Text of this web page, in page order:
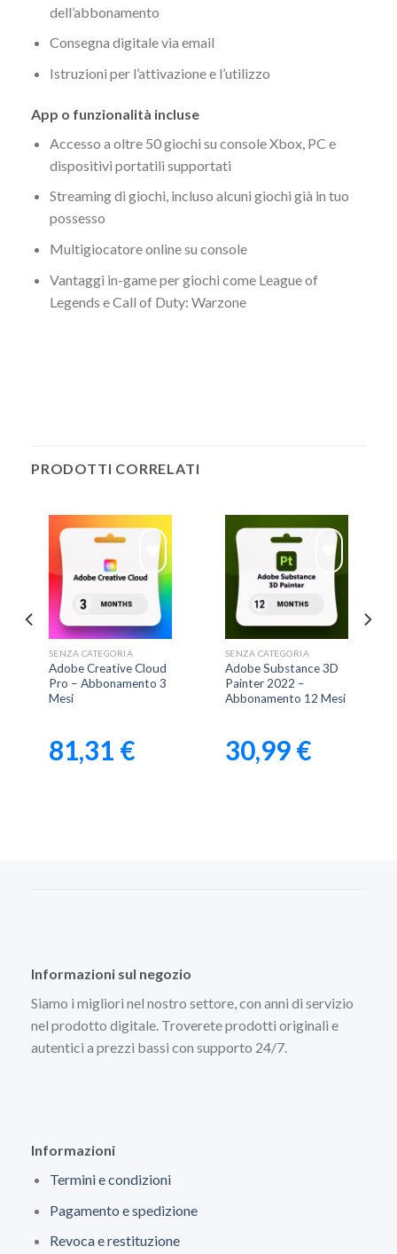
dell’abbonamento
Consegna digitale via email
Istruzioni per l’attivazione e l’utilizzo
App o funzionalità incluse
Accesso a oltre 50 giochi su console Xbox, PC e
dispositivi portatili supportati
Streaming di giochi, incluso alcuni giochi già in tuo
possesso
Multigiocatore online su console
Vantaggi in-game per giochi come League of
Legends e Call of Duty: Warzone
PRODOTTI CORRELATI
Aggiungi
alla lista
dei
desideri
SENZA CATEGORIA
Adobe Creative Cloud
Pro – Abbonamento 3
Mesi
81,31 €
Aggiungi
alla lista
dei
desideri
SENZA CATEGORIA
Adobe Substance 3D
Painter 2022 –
Abbonamento 12 Mesi
30,99€
Informazioni sul negozio
Siamo i migliori nel nostro settore, con anni di servizio
nel prodotto digitale. Troverete prodotti originali e
autentici a prezzi bassi con supporto 24/7.
Informazioni
Termini e condizioni
Pagamento e spedizione
Revoca e restituzione